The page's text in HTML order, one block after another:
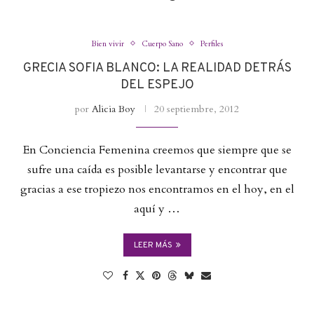
Bien vivir Cuerpo Sano Perfiles
GRECIA SOFIA BLANCO: LA REALIDAD DETRÁS
DEL ESPEJO
por Alicia Boy 20 septiembre, 2012
En Conciencia Femenina creemos que siempre que se
sufre una caída es posible levantarse y encontrar que
gracias a ese tropiezo nos encontramos en el hoy, en el
aquí y …
LEER MÁS